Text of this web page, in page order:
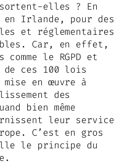
sortent-elles ? En
Irlande, pour des
et réglementaires
Car, en effet,
comme le RGPD et
ces 100 lois
en œuvre à
des
bien même
leur service
C’est en gros
le principe du